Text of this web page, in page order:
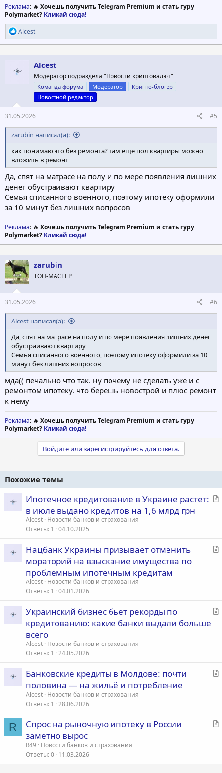
Реклама: 🔥 Хочешь получить Telegram Premium и стать гуру
Polymarket? Кликай сюда!
Р
е
а
к
и
Alcest
Alcest
Модератор подраздела "Новости криптовалют"
Команда форума Модератор
Крипто-блогер
Новостной редактор
31.05.2026 #5
zarubin написал(а):
как понимаю это без ремонта? там еще пол квартиры можно
вложить в ремонт
Да, спят на матрасе на полу и по мере появления лишних
денег обустраивают квартиру
Семья списанного военного, поэтому ипотеку оформили
за 10 минут без лишних вопросов
Реклама: 🔥 Хочешь получить Telegram Premium и стать гуру
Polymarket? Кликай сюда!
zarubin
ТОП-МАСТЕР
31.05.2026 #6
Alcest написал(а):
Да, спят на матрасе на полу и по мере появления лишних денег
обустраивают квартиру
Семья списанного военного, поэтому ипотеку оформили за 10
минут без лишних вопросов
мда(( печально что так. ну почему не сделать уже и с
ремонтом ипотеку. что берешь новострой и плюс ремонт
к нему
Реклама: 🔥 Хочешь получить Telegram Premium и стать гуру
Polymarket? Кликай сюда!
Войдите или зарегистрируйтесь для ответа.
Похожие темы
С
я
Ипотечное кредитование в Украине растет:
в июле выдано кредитов на 1,6 млрд грн
Alcest Новости банков и страхования
Ответы 1 04.10.2025
С
Нацбанк Украины призывает отменить
мораторий на взыскание имущества по
проблемным ипотечным кредитам
Alcest Новости банков и страхования
Ответы 1 04.01.2026
С
Украинский бизнес бьет рекорды по
кредитованию: какие банки выдали больше
всего
Alcest Новости банков и страхования
Ответы 1 24.05.2026
С
я
Банковские кредиты в Молдове: почти
половина — на жильё и потребление
Alcest Новости банков и страхования
Ответы 1 28.06.2026
R
С
ь
Спрос на рыночную ипотеку в России
заметно вырос
R49
Новости банков и страхования
Ответы 0 11.03.2026